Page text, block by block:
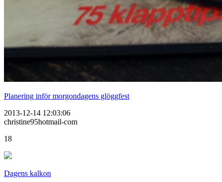
Planering inför morgondagens glöggfest
2013-12-14 12:03:06
christine95hotmail-com
18
Dagens kalkon